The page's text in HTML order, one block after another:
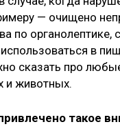
— очищено
по
в
сказать про
и животных.
такое